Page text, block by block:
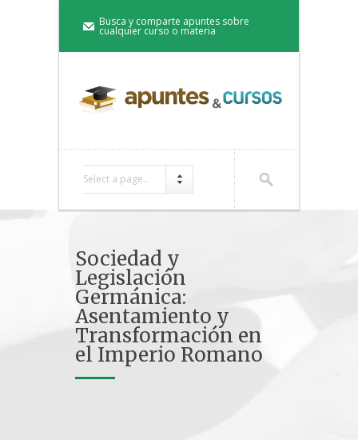
Busca y comparte apuntes sobre
cualquier curso o materia
Select a page...
Sociedad y
Legislación
Germánica:
Asentamiento y
Transformación en
el Imperio Romano